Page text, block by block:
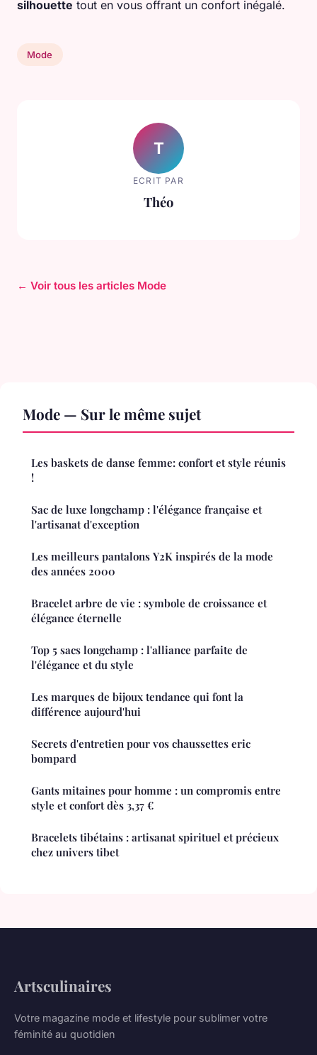
silhouette tout en vous offrant un confort inégalé.
Mode
T
ECRIT PAR
Théo
← Voir tous les articles Mode
Mode — Sur le même sujet
Les baskets de danse femme: confort et style réunis
!
Sac de luxe longchamp : l'élégance française et
l'artisanat d'exception
Les meilleurs pantalons Y2K inspirés de la mode
des années 2000
Bracelet arbre de vie : symbole de croissance et
élégance éternelle
Top 5 sacs longchamp : l'alliance parfaite de
l'élégance et du style
Les marques de bijoux tendance qui font la
différence aujourd'hui
Secrets d'entretien pour vos chaussettes eric
bompard
Gants mitaines pour homme : un compromis entre
style et confort dès 3,37 €
Bracelets tibétains : artisanat spirituel et précieux
chez univers tibet
Artsculinaires
Votre magazine mode et lifestyle pour sublimer votre
féminité au quotidien